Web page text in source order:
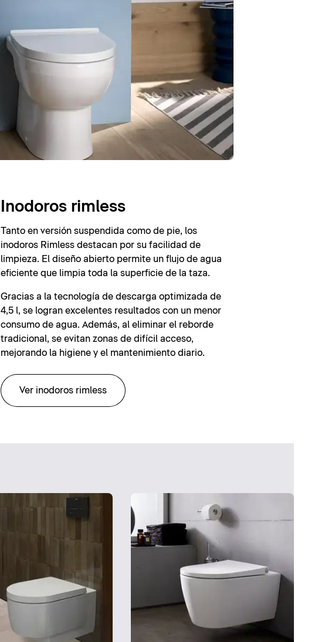
Inodoros rimless
Tanto en versión suspendida como de pie, los
inodoros Rimless destacan por su facilidad de
limpieza. El diseño abierto permite un flujo de agua
eficiente que limpia toda la superficie de la taza.
Gracias a la tecnología de descarga optimizada de
4,5 l, se logran excelentes resultados con un menor
consumo de agua. Además, al eliminar el reborde
tradicional, se evitan zonas de difícil acceso,
mejorando la higiene y el mantenimiento diario.
Ver inodoros rimless